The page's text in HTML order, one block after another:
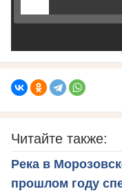
Читайте также:
Река в
прошлом году